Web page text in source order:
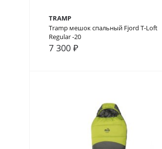
TRAMP
Tramp мешок спальный Fjord T-Loft
Regular -20
7 300 ₽В сравнение